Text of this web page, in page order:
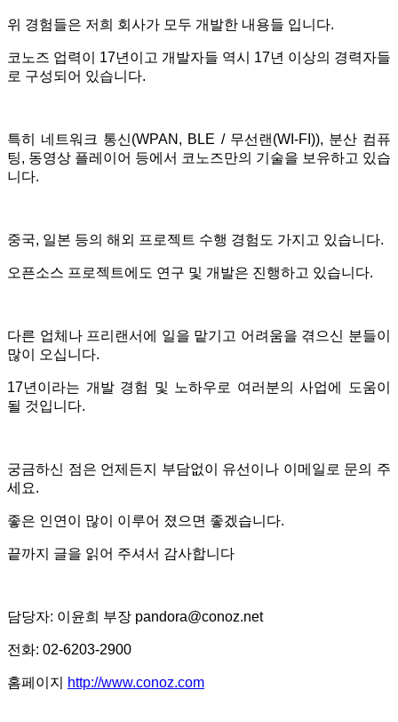
위 경험들은 저희 회사가 모두 개발한 내용들 입니다.
코노즈 업력이 17년이고 개발자들 역시 17년 이상의 경력자들
로 구성되어 있습니다.
특히 네트워크 통신(WPAN, BLE / 무선랜(WI-FI)), 분산 컴퓨
팅, 동영상 플레이어 등에서 코노즈만의 기술을 보유하고 있습
니다.
중국, 일본 등의 해외 프로젝트 수행 경험도 가지고 있습니다.
오픈소스 프로젝트에도 연구 및 개발은 진행하고 있습니다.
다른 업체나 프리랜서에 일을 맡기고 어려움을 겪으신 분들이
많이 오십니다.
17년이라는 개발 경험 및 노하우로 여러분의 사업에 도움이
될 것입니다.
궁금하신 점은 언제든지 부담없이 유선이나 이메일로 문의 주
세요.
좋은 인연이 많이 이루어 졌으면 좋겠습니다.
끝까지 글을 읽어 주셔서 감사합니다
담당자: 이윤희 부장 pandora@conoz.net
전화: 02-6203-2900
홈페이지 http://www.conoz.com